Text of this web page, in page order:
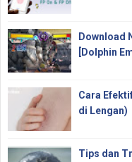
Download
[Dolphin
Cara
di Lengan)
Tips dan